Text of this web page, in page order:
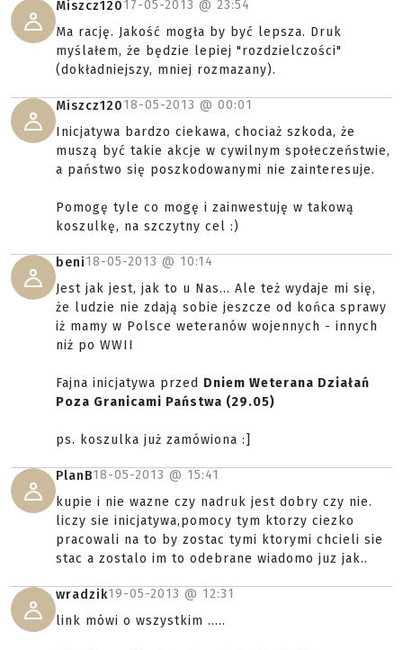
Miszcz12017-05-2013 @ 23:54
Ma rację. Jakość mogła by być lepsza. Druk
myślałem, że będzie lepiej "rozdzielczości"
(dokładniejszy, mniej rozmazany).
Miszcz12018-05-2013 @ 00:01
Inicjatywa bardzo ciekawa, chociaż szkoda, że
muszą być takie akcje w cywilnym społeczeństwie,
a państwo się poszkodowanymi nie zainteresuje.
Pomogę tyle co mogę i zainwestuję w takową
koszulkę, na szczytny cel :)
beni18-05-2013 @ 10:14
Jest jak jest, jak to u Nas... Ale też wydaje mi się,
że ludzie nie zdają sobie jeszcze od końca sprawy
iż mamy w Polsce weteranów wojennych - innych
niż po WWII
Fajna inicjatywa przed Dniem Weterana Działań
Poza Granicami Państwa (29.05)
ps. koszulka już zamówiona :]
PlanB18-05-2013 @ 15:41
kupie i nie wazne czy nadruk jest dobry czy nie.
liczy sie inicjatywa,pomocy tym ktorzy ciezko
pracowali na to by zostac tymi ktorymi chcieli sie
stac a zostalo im to odebrane wiadomo juz jak..
wradzik19-05-2013 @ 12:31
link mówi o wszystkim .....